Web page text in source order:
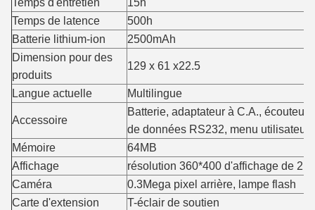
Temps de latence
500h
Batterie lithium-ion
2500mAh
Dimension pour des
produits
129 x 61 x22.5
Langue actuelle Multilingue
Accessoire
Batterie, adaptateur à C.A.,
de données RS232, menu utilisateur.
Mémoire
64MB
Affichage
résolution 360*400 d'affichage de
Caméra
0.3Mega pixel arrière, lampe flash
Carte d'extension
T-éclair de soutien